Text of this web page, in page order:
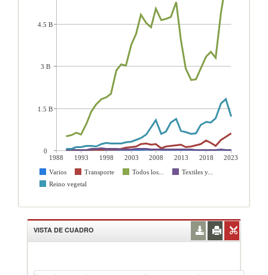
1988 1993 1998 2003 2008 2013 2018
2023
Varios
Transporte Todos los...
Textiles y...
Reino vegetal
4.5 B
3 B
1.5 B
0
VISTA DE CUADRO